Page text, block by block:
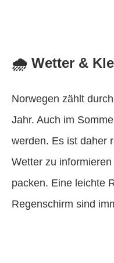
🌧️ Wetter &
Norwegen zählt
Jahr. Auch im
werden. Es ist daher
Wetter zu
packen. Eine leichte
Regenschirm sind